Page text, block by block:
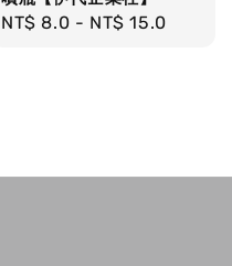
Regular
NT$ 8.0 - NT$ 15.0